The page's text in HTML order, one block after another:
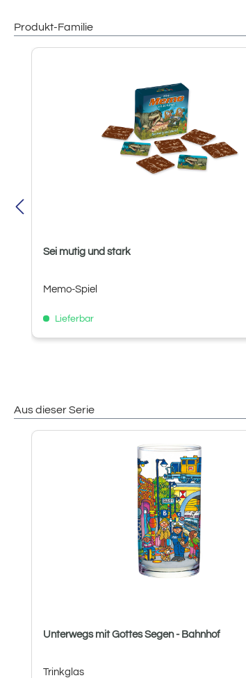
Produkt-Familie
Produktgalerie überspringen
Sei mutig und stark
Memo-Spiel
Lieferbar
Aus dieser Serie
Produktgalerie überspringen
Unterwegs mit Gottes Segen - Bahnhof
Trinkglas